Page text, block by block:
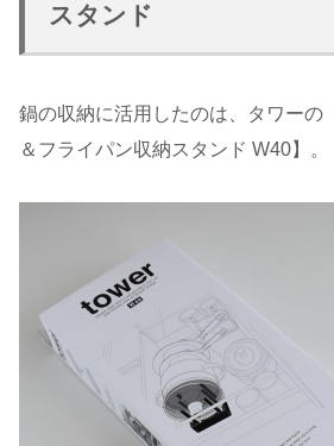
スタンド
鍋の収納に活用したのは、タワーの
＆フライパン収納スタンド W40】。